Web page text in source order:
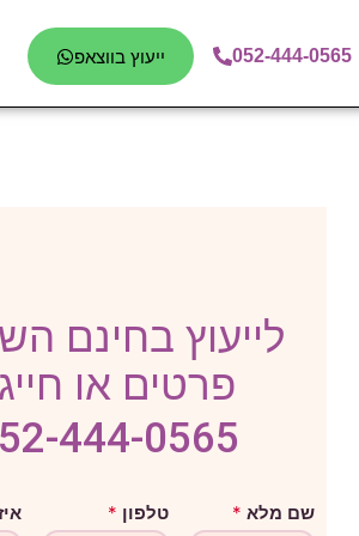
052-444-0565 ייעוץ בווצאפ
לייעוץ בחינם
פרטים או
444-0565
שם מלא * טלפון * ה
ו